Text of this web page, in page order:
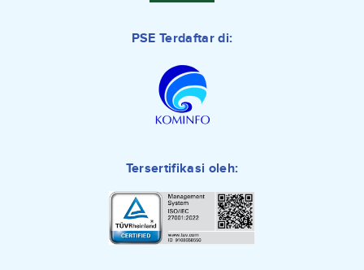
PSE Terdaftar di:
Tersertifikasi oleh: